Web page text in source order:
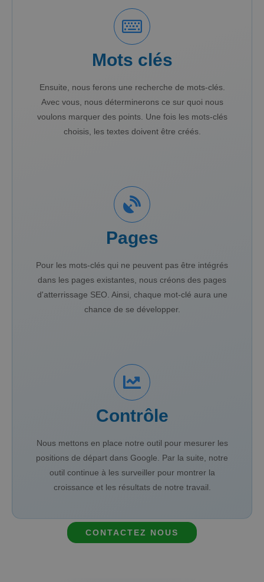
Mots clés
Ensuite, nous ferons une recherche de mots-clés.
Avec vous, nous déterminerons ce sur quoi nous
voulons marquer des points. Une fois les mots-clés
choisis, les textes doivent être créés.
Pages
Pour les mots-clés qui ne peuvent pas être intégrés
dans les pages existantes, nous créons des pages
d'atterrissage SEO. Ainsi, chaque mot-clé aura une
chance de se développer.
Contrôle
Nous mettons en place notre outil pour mesurer les
positions de départ dans Google. Par la suite, notre
outil continue à les surveiller pour montrer la
croissance et les résultats de notre travail.
CONTACTEZ NOUS